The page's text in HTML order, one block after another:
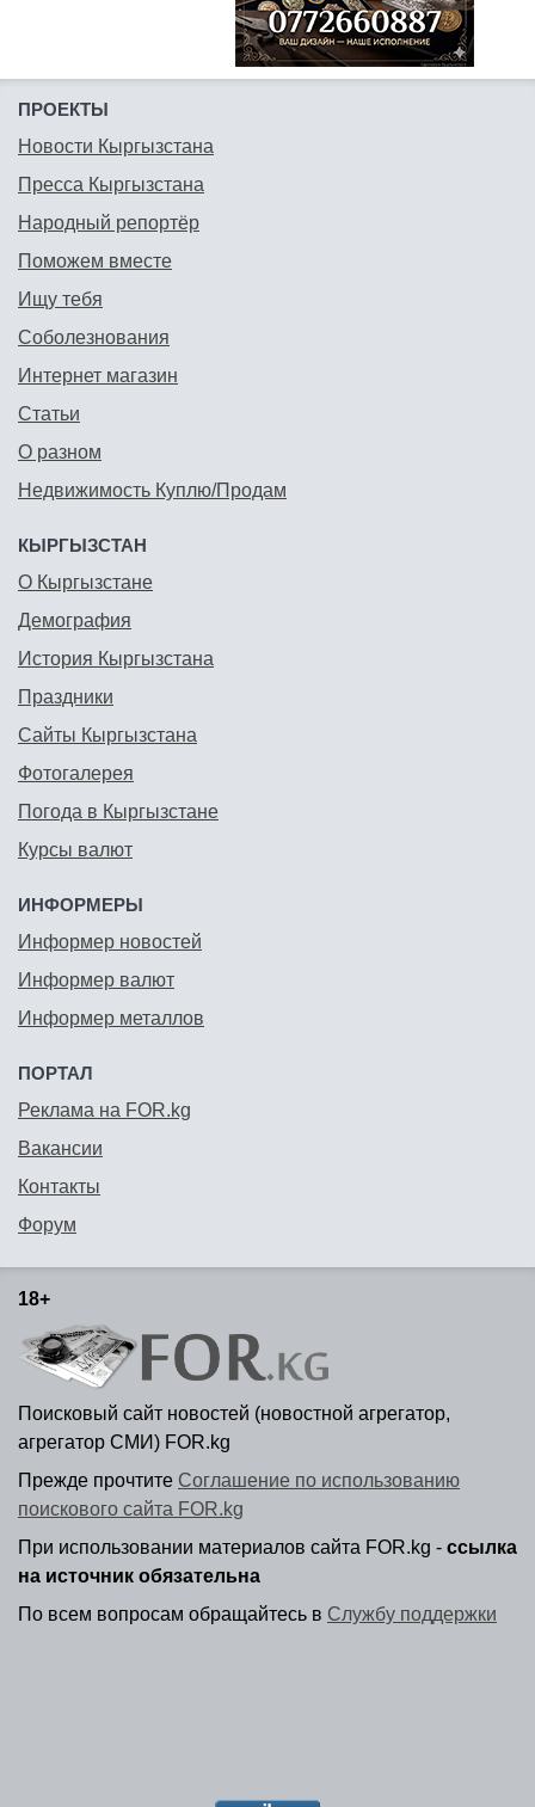
ПРОЕКТЫ
Новости Кыргызстана
Пресса Кыргызстана
Народный репортёр
Поможем вместе
Ищу тебя
Соболезнования
Интернет магазин
Статьи
О разном
Недвижимость Куплю/Продам
КЫРГЫЗСТАН
О Кыргызстане
Демография
История Кыргызстана
Праздники
Сайты Кыргызстана
Фотогалерея
Погода в Кыргызстане
Курсы валют
ИНФОРМЕРЫ
Информер новостей
Информер валют
Информер металлов
ПОРТАЛ
Реклама на FOR.kg
Вакансии
Контакты
Форум
18+
Поисковый сайт новостей (новостной агрегатор,
агрегатор СМИ) FOR.kg
Прежде прочтите Соглашение по использованию
поискового сайта FOR.kg
При использовании материалов сайта FOR.kg - ссылка
на источник обязательна
По всем вопросам обращайтесь в Службу поддержки